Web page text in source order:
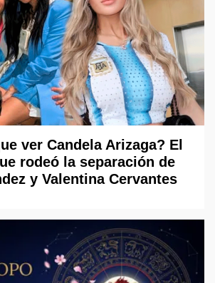
ver Candela Arizaga? El
rodeó la separación de
y Valentina Cervantes